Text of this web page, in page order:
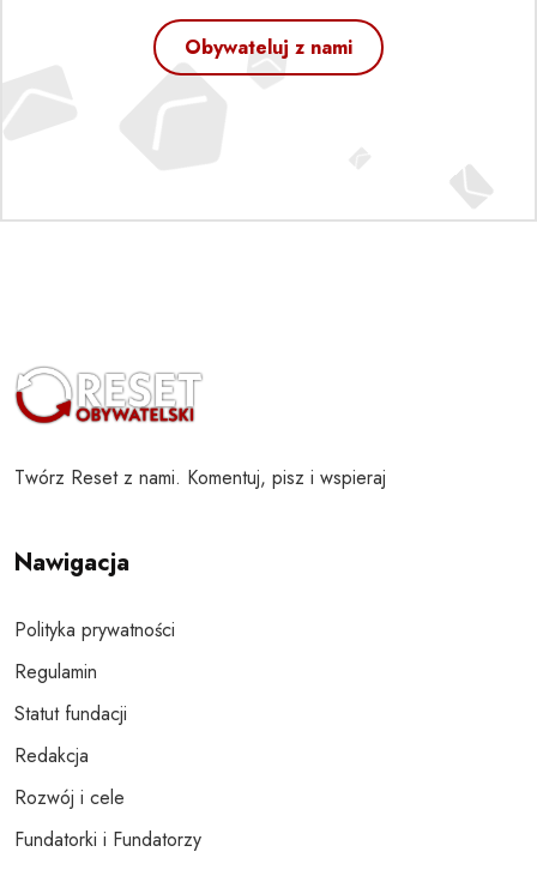
Obywateluj z nami
Twórz Reset z nami. Komentuj, pisz i wspieraj
Nawigacja
Polityka prywatności
Regulamin
Statut fundacji
Redakcja
Rozwój i cele
Fundatorki i Fundatorzy